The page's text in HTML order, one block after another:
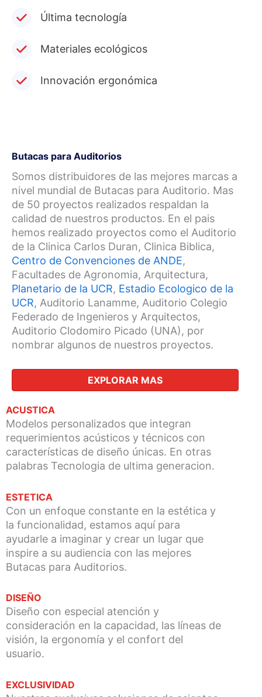
Última tecnología
Materiales ecológicos
Innovación ergonómica
Butacas para Auditorios
Somos distribuidores de las mejores marcas a
nivel mundial de Butacas para Auditorio. Mas
de 50 proyectos realizados respaldan la
calidad de nuestros productos. En el pais
hemos realizado proyectos como el Auditorio
de la Clinica Carlos Duran, Clinica Biblica,
Centro de Convenciones de ANDE,
Facultades de Agronomia, Arquitectura,
Planetario de la UCR, Estadio Ecologico de la
UCR, Auditorio Lanamme, Auditorio Colegio
Federado de Ingenieros y Arquitectos,
Auditorio Clodomiro Picado (UNA), por
nombrar algunos de nuestros proyectos.
EXPLORAR MAS
ACUSTICA
Modelos personalizados que integran
requerimientos acústicos y técnicos con
características de diseño únicas. En otras
palabras Tecnologia de ultima generacion.
ESTETICA
Con un enfoque constante en la estética y
la funcionalidad, estamos aquí para
ayudarle a imaginar y crear un lugar que
inspire a su audiencia con las mejores
Butacas para Auditorios.
DISEÑO
Diseño con especial atención y
consideración en la capacidad, las líneas de
visión, la ergonomía y el confort del
usuario.
EXCLUSIVIDAD​